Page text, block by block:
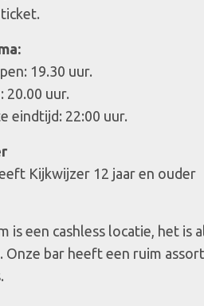
19.30 uur.
20.00 uur.
eindtijd: 22:00 uur.
Kijkwijzer 12 jaar en ouder
is een cashless locatie, het is
Onze bar heeft een ruim